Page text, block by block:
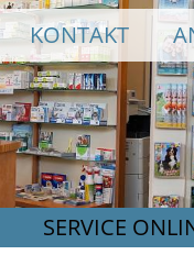
KONTAKT
SERVICE